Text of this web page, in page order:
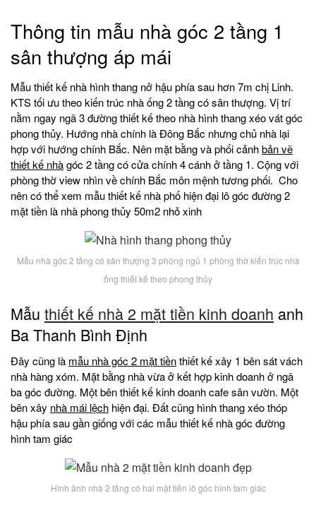
Thông tin mẫu nhà góc 2 tầng 1
sân thượng áp mái
Mẫu thiết kế nhà hình thang nở hậu phía sau hơn 7m chị Linh.
KTS tối ưu theo kiến trúc nhà ống 2 tầng có sân thượng. Vị trí
nằm ngay ngã 3 đường thiết kế theo nhà hình thang xéo vát góc
phong thủy. Hướng nhà chính là Đông Bắc nhưng chủ nhà lại
hợp với hướng chính Bắc. Nên mặt bằng và phối cảnhbản vẽ
thiết kế nhàgóc 2 tầng có cửa chính 4 cánh ở tầng 1. Cộng với
phòng thờ view nhìn về chính Bắc môn mệnh tương phối. Cho
nên có thể xem mẫu thiết kế nhà phố hiện đại lô góc đường 2
mặt tiền là nhà phong thủy 50m2 nhỏ xinh
Mẫu nhà góc 2 tầng có sân thượng 3 phòng ngủ 1 phòng thờ kiến trúc nhà
ống thiết kế theo phong thủy
Mẫu thiết kế nhà 2 mặt tiền kinh doanh anh
Ba Thanh Bình Định
Đây cũng là mẫu nhà góc 2 mặt tiềnthiết kế xây 1 bên sát vách
nhà hàng xóm. Mặt bằng nhà vừa ở kết hợp kinh doanh ở ngã
ba góc đường. Một bên thiết kế kinh doanh cafe sân vườn. Một
bên xây nhà mái lệch hiện đại. Đất cũng hình thang xéo thóp
hậu phía sau gần giống với các mẫu thiết kế nhà góc đường
hình tam giác
Hình ảnh nhà 2 tầng có hai mặt tiền lô góc hình tam giác